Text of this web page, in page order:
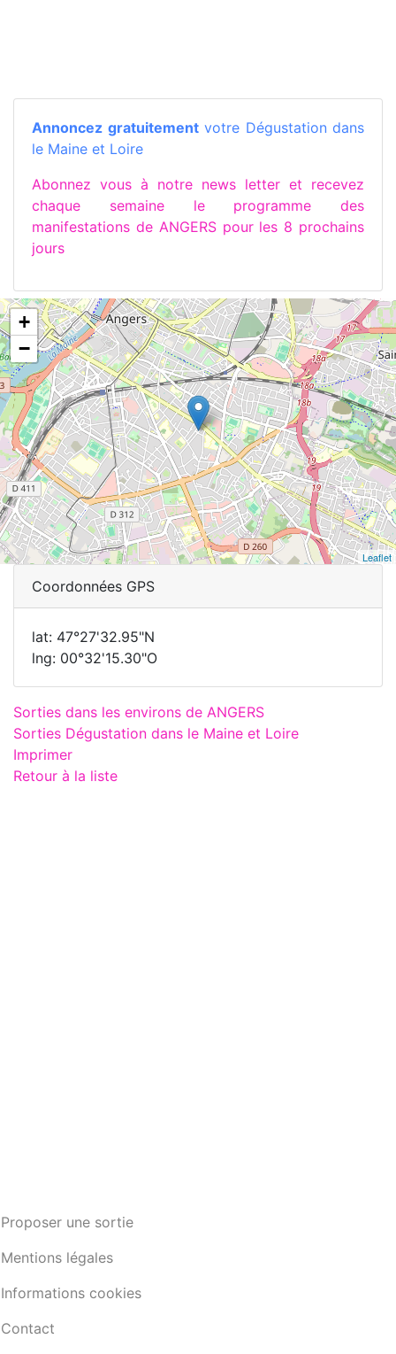
Annoncez gratuitementvotre Dégustation dans
le Maine et Loire
Abonnez vous à notre news letter et recevez
chaque semaine le programme des
manifestations de ANGERS pour les 8 prochains
jours
+
−
Leaflet
Coordonnées GPS
lat: 47°27'32.95"N
lng: 00°32'15.30"O
Sorties dans les environs de ANGERS
Sorties Dégustation dans le Maine et Loire
Imprimer
Retour à la liste
Proposer une sortie
Mentions légales
Informations cookies
Contact